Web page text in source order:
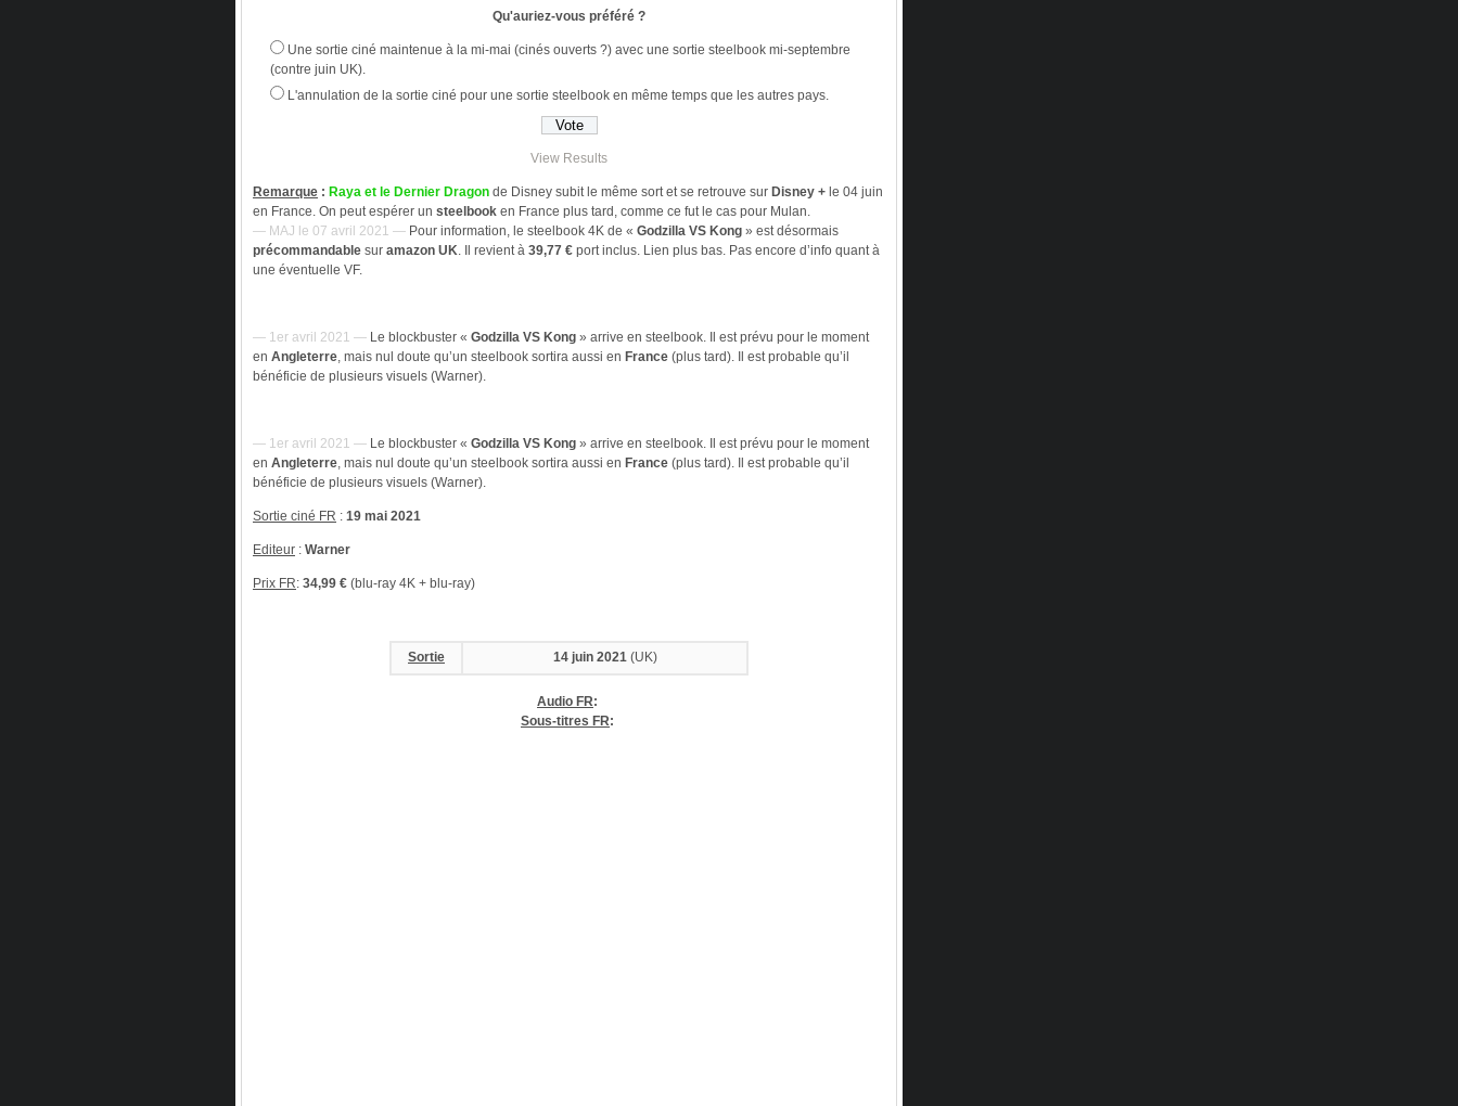
Qu'auriez-vous préféré ?
Une sortie ciné maintenue à la mi-mai (cinés ouverts ?) avec une sortie steelbook mi-septembre
(contre juin UK).
L'annulation de la sortie ciné pour une sortie steelbook en même temps que les autres pays.
View Results
Remarque : Raya et le Dernier Dragon de Disney subit le même sort et se retrouve sur Disney + le 04 juin
en France. On peut espérer un steelbook en France plus tard, comme ce fut le cas pour Mulan.
— MAJ le 07 avril 2021 — Pour information, le steelbook 4K de « Godzilla VS Kong » est désormais
précommandable sur amazon UK. Il revient à 39,77 € port inclus. Lien plus bas. Pas encore d’info quant à
une éventuelle VF.
— 1er avril 2021 — Le blockbuster « Godzilla VS Kong » arrive en steelbook. Il est prévu pour le moment
en Angleterre, mais nul doute qu’un steelbook sortira aussi en France (plus tard). Il est probable qu’il
bénéficie de plusieurs visuels (Warner).
— 1er avril 2021 — Le blockbuster « Godzilla VS Kong » arrive en steelbook. Il est prévu pour le moment
en Angleterre, mais nul doute qu’un steelbook sortira aussi en France (plus tard). Il est probable qu’il
bénéficie de plusieurs visuels (Warner).
Sortie ciné FR : 19 mai 2021
Editeur : Warner
Prix FR: 34,99 € (blu-ray 4K + blu-ray)
Sortie 14 juin 2021 (UK)
Audio FR:
Sous-titres FR: